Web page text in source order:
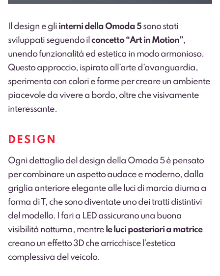
Il design e gli interni della Omoda 5 sono stati
sviluppati seguendo il concetto “Art in Motion”,
unendo funzionalità ed estetica in modo armonioso.
Questo approccio, ispirato all’arte d’avanguardia,
sperimenta con colori e forme per creare un ambiente
piacevole da vivere a bordo, oltre che visivamente
interessante.
DESIGN
Ogni dettaglio del design della Omoda 5 è pensato
per combinare un aspetto audace e moderno, dalla
griglia anteriore elegante alle luci di marcia diurna a
forma di T, che sono diventate uno dei tratti distintivi
del modello. I fari a LED assicurano una buona
visibilità notturna, mentre le luci posteriori a matrice
creano un effetto 3D che arricchisce l’estetica
complessiva del veicolo.